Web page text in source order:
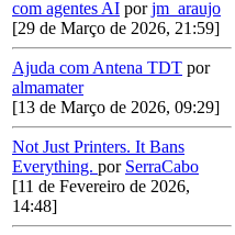
com agentes AI porjm_araujo
[29 de Março de 2026, 21:59]
Ajuda com Antena TDT por
almamater
[13 de Março de 2026, 09:29]
Not Just Printers. It Bans
Everything. por SerraCabo
[11 de Fevereiro de 2026,
14:48]